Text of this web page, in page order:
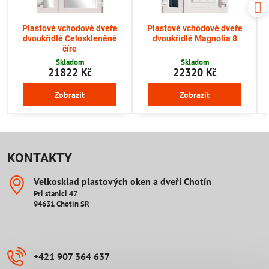
Plastové vchodové dveře
dvoukřídlé Celoskleněné
číre
Skladom
21822 Kč
Zobrazit
Plastové vchodové dveře
dvoukřídlé Magnolia 8
Skladom
22320 Kč
Zobrazit
KONTAKTY
Velkosklad plastových oken a dveří Chotín
Pri stanici 47
94631 Chotín SR
+421 907 364 637